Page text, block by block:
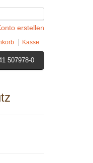
erstellen
Kasse
507978-0